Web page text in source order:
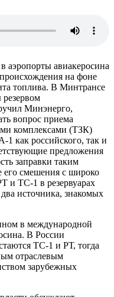
аэропорты авиакеросина
на фоне
топлива. В Минтрансе
резервом
Минэнерго,
вопрос приема
комплексами (ТЗК)
1 как российского, так и
предложения
заправки таким
его смешения с широко
и ТС-1 в резервуарах
источника, знакомых
в международной
В России
ТС-1 и РТ, тогда
отраслевым
зарубежных